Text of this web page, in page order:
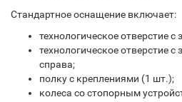
Стандартное оснащение включает:
технологическое отверстие
технологическое отверстие
справа;
полку с креплениями (1 шт.);
колеса со стопорным